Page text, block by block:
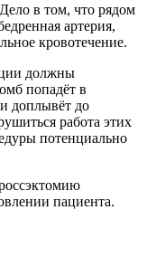
в том, что рядом
артерия,
кровотечение.
должны
попадёт в
доплывёт до
работа этих
потенциально
пациента.